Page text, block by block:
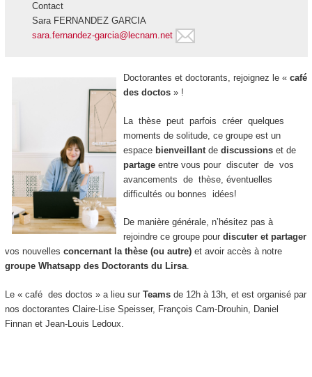
Contact
Sara FERNANDEZ GARCIA
sara.fernandez-garcia@lecnam.net
Doctorantes et doctorants, rejoignez le « café
des doctos» !
La thèse peut parfois créer quelques
moments de solitude, ce groupe est un
espace bienveillant de discussions et de
partage entre vous pour discuter de vos
avancements de thèse, éventuelles
difficultés ou bonnes idées!
De manière générale, n’hésitez pas à
rejoindre ce groupe pourdiscuter et partager
vos nouvelles concernant la thèse (ou autre)et avoir accès à notre
groupe Whatsapp des Doctorants du Lirsa.
Le « café des doctos » a lieu sur Teams de 12h à 13h, et est organisé par
nos doctorantes Claire-Lise Speisser, François Cam-Drouhin, Daniel
Finnan et Jean-Louis Ledoux.